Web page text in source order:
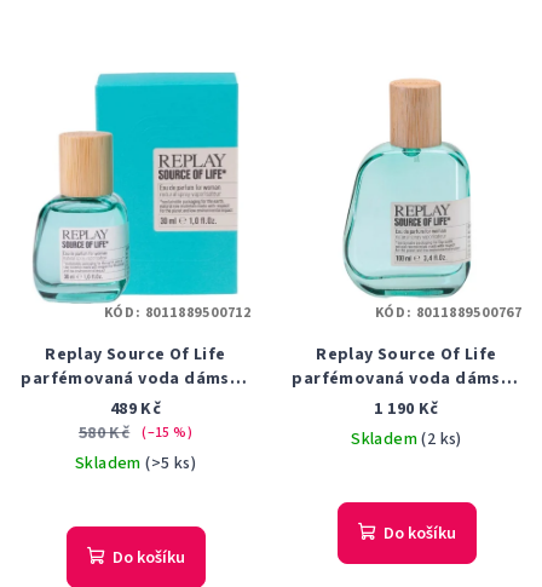
Replay Source Of Life
parfémovaná voda dámská
30 ml
489 Kč
580 Kč (–15 %)
Skladem(>5 ks)
Do košíku
KÓD: 8011889500712
Replay Source Of Life
parfémovaná voda dámská
100 ml
1 190 Kč
Skladem(2 ks)
Do košíku
KÓD: 8011889500767